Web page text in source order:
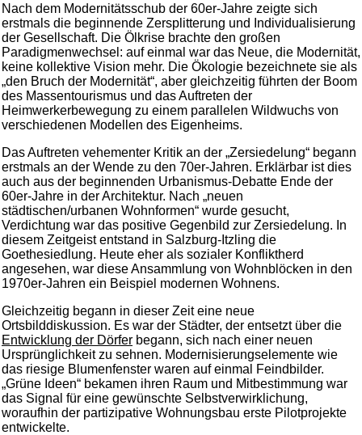
Nach dem Modernitätsschub der 60er-Jahre zeigte sich
erstmals die beginnende Zersplitterung und Individualisierung
der Gesellschaft. Die Ölkrise brachte den großen
Paradigmenwechsel: auf einmal war das Neue, die Modernität,
keine kollektive Vision mehr. Die Ökologie bezeichnete sie als
„den Bruch der Modernität“, aber gleichzeitig führten der Boom
des Massentourismus und das Auftreten der
Heimwerkerbewegung zu einem parallelen Wildwuchs von
verschiedenen Modellen des Eigenheims.
Das Auftreten vehementer Kritik an der „Zersiedelung“ begann
erstmals an der Wende zu den 70er-Jahren. Erklärbar ist dies
auch aus der beginnenden Urbanismus-Debatte Ende der
60er-Jahre in der Architektur. Nach „neuen
städtischen/urbanen Wohnformen“ wurde gesucht,
Verdichtung war das positive Gegenbild zur Zersiedelung. In
diesem Zeitgeist entstand in Salzburg-Itzling die
Goethesiedlung. Heute eher als sozialer Konfliktherd
angesehen, war diese Ansammlung von Wohnblöcken in den
1970er-Jahren ein Beispiel modernen Wohnens.
Gleichzeitig begann in dieser Zeit eine neue
Ortsbilddiskussion. Es war der Städter, der entsetzt über die
Entwicklung der Dörfer begann, sich nach einer neuen
Ursprünglichkeit zu sehnen. Modernisierungselemente wie
das riesige Blumenfenster waren auf einmal Feindbilder.
„Grüne Ideen“ bekamen ihren Raum und Mitbestimmung war
das Signal für eine gewünschte Selbstverwirklichung,
woraufhin der partizipative Wohnungsbau erste Pilotprojekte
entwickelte.